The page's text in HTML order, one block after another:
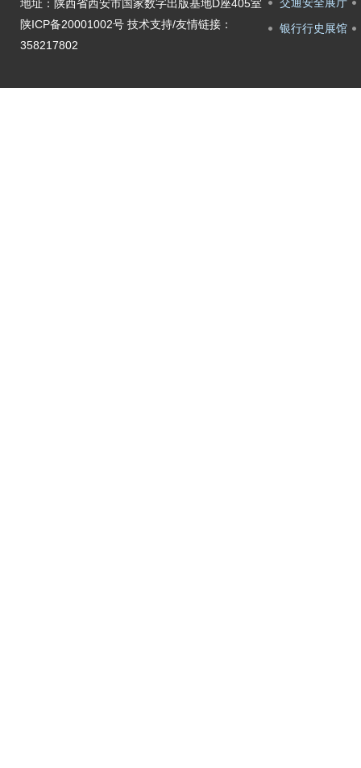
地址：陕西省西安市国家数字出版基地D座405室
陕ICP备20001002号技术支持/友情链接：
358217802
银行行史展馆